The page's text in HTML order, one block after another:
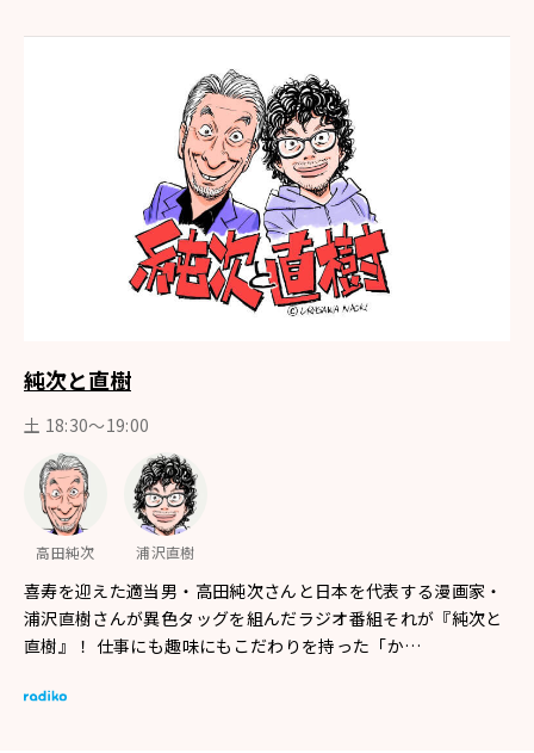
純次と直樹
土 18:30〜19:00
高田純次 浦沢直樹
喜寿を迎えた適当男・高田純次さんと日本を代表する漫画家・
浦沢直樹さんが異色タッグを組んだラジオ番組それが『純次と
直樹』！ 仕事にも趣味にもこだわりを持った「か…